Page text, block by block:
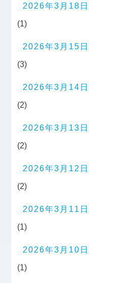
2026年3月18日
(1)
2026年3月15日
(3)
2026年3月14日
(2)
2026年3月13日
(2)
2026年3月12日
(2)
2026年3月11日
(1)
2026年3月10日
(1)